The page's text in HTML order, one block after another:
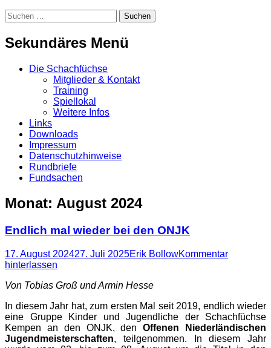
Suchen
Suchen
nach:
Sekundäres Menü
Zum
Die Schachfüchse
Mitglieder & Kontakt
Training
Spiellokal
Weitere Infos
Links
Downloads
Impressum
Datenschutzhinweise
Rundbriefe
Fundsachen
Monat: August 2024
Endlich mal wieder bei den ONJK
Posted
on
17. August 202427. Juli 2025Autor
Erik BollowKommentar
hinterlassen
Von Tobias Groß und Armin Hesse
In diesem Jahr hat, zum ersten Mal seit 2019, endlich wieder
eine Gruppe Kinder und Jugendliche der Schachfüchse
Kempen an den ONJK, denOffenen Niederländischen
Jugendmeisterschaften, teilgenommen. In diesem Jahr